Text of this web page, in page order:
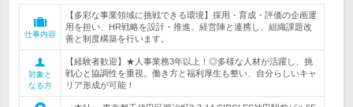
仕事内容
【多彩な事業領域に挑戦できる環境】採用・育成・評価の企画運
用を担い、HR戦略を設計・推進。経営陣と連携し、組織課題改
善と制度構築を行います。
対象と
なる方
【経験者歓迎】★人事業務3年以上！◎多様な人材が活躍し、挑
戦心と協調性を重視。働き方と福利厚生も整い、自分らしいキャ
リア形成が可能！